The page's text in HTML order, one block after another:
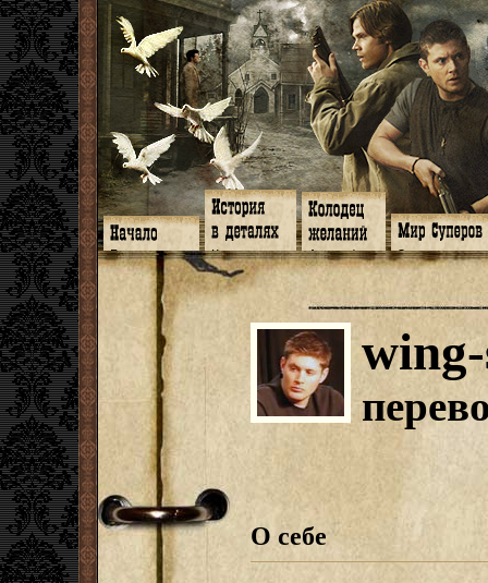
Главная
Программа
Форум
Facebook
Гостевая
Книги
Галереи
Музыка
Видео
Субтитры
Заметки
Мысли
Откровение
Арт-кафе
Игромания
Фанфики
Аватарки
Обои
Фанарт
Анекдоты
Передоз
Страшилки
Знакомство
Обитатели
Семейное
Дневник
Арсенал
СИЗО
Суперы от и
Дневник Джо
О себе